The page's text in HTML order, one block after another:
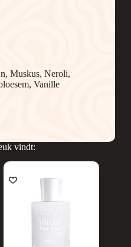
Muskus, Neroli,
Vanille
vindt: